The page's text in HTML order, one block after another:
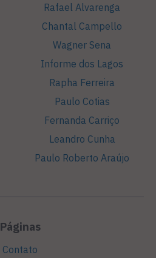
Rafael Alvarenga
Chantal Campello
Wagner Sena
Informe dos Lagos
Rapha Ferreira
Paulo Cotias
Fernanda Carriço
Leandro Cunha
Paulo Roberto Araújo
Páginas
Contato